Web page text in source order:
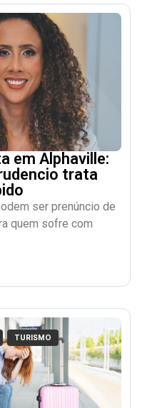
em Alphaville:
trata
ser prenúncio de
quem sofre com
TURISMO